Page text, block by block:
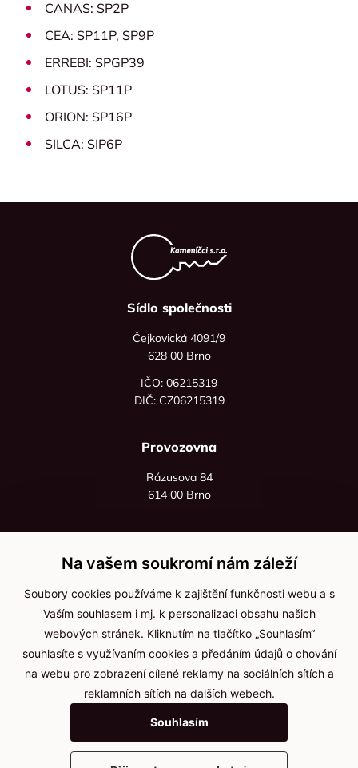
CANAS: SP2P
CEA: SP11P, SP9P
ERREBI: SPGP39
LOTUS: SP11P
ORION: SP16P
SILCA: SIP6P
Sídlo společnosti
Čejkovická 4091/9
628 00 Brno
IČO: 06215319
DIČ: CZ06215319
Provozovna
Rázusova 84
614 00 Brno
+420 736 535 066
Po - pá: 8:00 - 16:00
info@jma-kam.cz
Důležité informace
Ochrana osobních údajů
Cookies
Na vašem soukromí nám záleží
Soubory cookies používáme k zajištění funkčnosti webu a s
Vaším souhlasem i mj. k personalizaci obsahu našich
webových stránek. Kliknutím na tlačítko „Souhlasím“
souhlasíte s využívaním cookies a předáním údajů o chování
na webu pro zobrazení cílené reklamy na sociálních sítích a
reklamních sítích na dalších webech.
Souhlasím